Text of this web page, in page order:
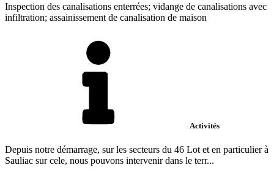
Inspection des canalisations enterrées; vidange de canalisations avec
infiltration; assainissement de canalisation de maison
Activités
Depuis notre démarrage, sur les secteurs du 46 Lot et en particulier à
Sauliac sur cele, nous pouvons intervenir dans le terr...